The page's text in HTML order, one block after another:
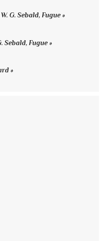
G. Sebald, Fugue »
Sebald, Fugue »
»